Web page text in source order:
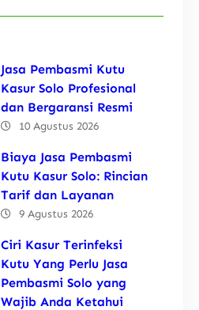
Jasa Pembasmi Kutu
Kasur Solo Profesional
dan Bergaransi Resmi
10 Agustus 2026
Biaya Jasa Pembasmi
Kutu Kasur Solo: Rincian
Tarif dan Layanan
9 Agustus 2026
Ciri Kasur Terinfeksi
Kutu Yang Perlu Jasa
Pembasmi Solo yang
Wajib Anda Ketahui